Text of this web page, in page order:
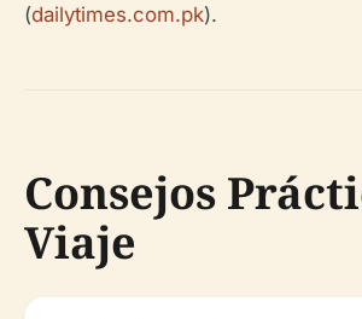
(dailytimes.com.pk).
Consejos
Viaje